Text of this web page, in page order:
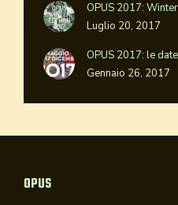
OPUS 2017:
Luglio 20, 2017
OPUS 2017: le date
Gennaio 26, 2017
OPUS